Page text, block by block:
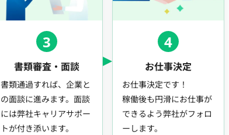
3
書類審査・面談
書類通過すれば、企業と
の面談に進みます。面談
には弊社キャリアサポー
トが付き添います。
4
お仕事決定
お仕事決定です！
稼働後も円滑にお仕事が
できるよう弊社がフォロ
ーします。